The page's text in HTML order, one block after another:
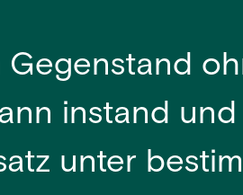
instand und
unter